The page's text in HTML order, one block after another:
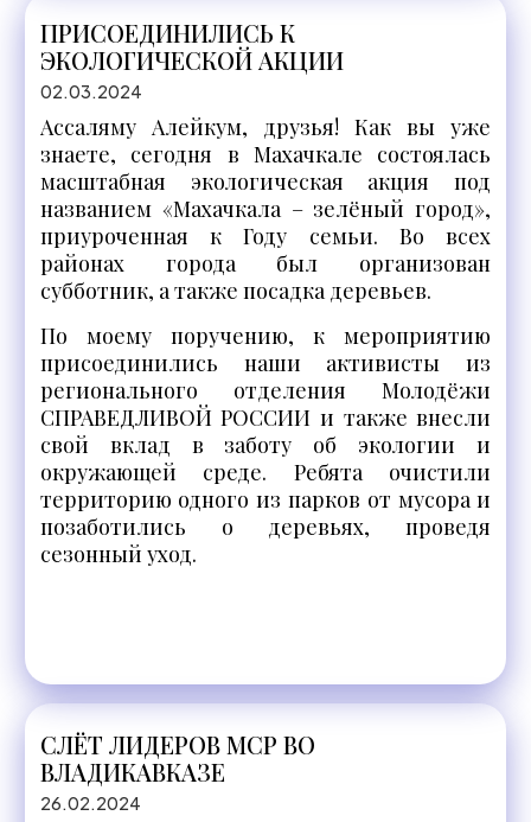
ПРИСОЕДИНИЛИСЬ К
ЭКОЛОГИЧЕСКОЙ АКЦИИ
02.03.2024
Ассаляму Алейкум, друзья! Как вы уже
знаете, сегодня в Махачкале состоялась
масштабная экологическая акция под
названием «Махачкала – зелёный город»,
приуроченная к Году семьи. Во всех
районах города был организован
субботник, а также посадка деревьев.
По моему поручению, к мероприятию
присоединились наши активисты из
регионального отделения Молодёжи
СПРАВЕДЛИВОЙ РОССИИ и также внесли
свой вклад в заботу об экологии и
окружающей среде. Ребята очистили
территорию одного из парков от мусора и
позаботились о деревьях, проведя
сезонный уход.
СЛЁТ ЛИДЕРОВ МСР ВО
ВЛАДИКАВКАЗЕ
26.02.2024